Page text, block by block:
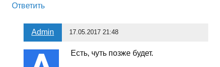
Ответить
Admin 17.05.2017 21:48
Есть, чуть позже будет.